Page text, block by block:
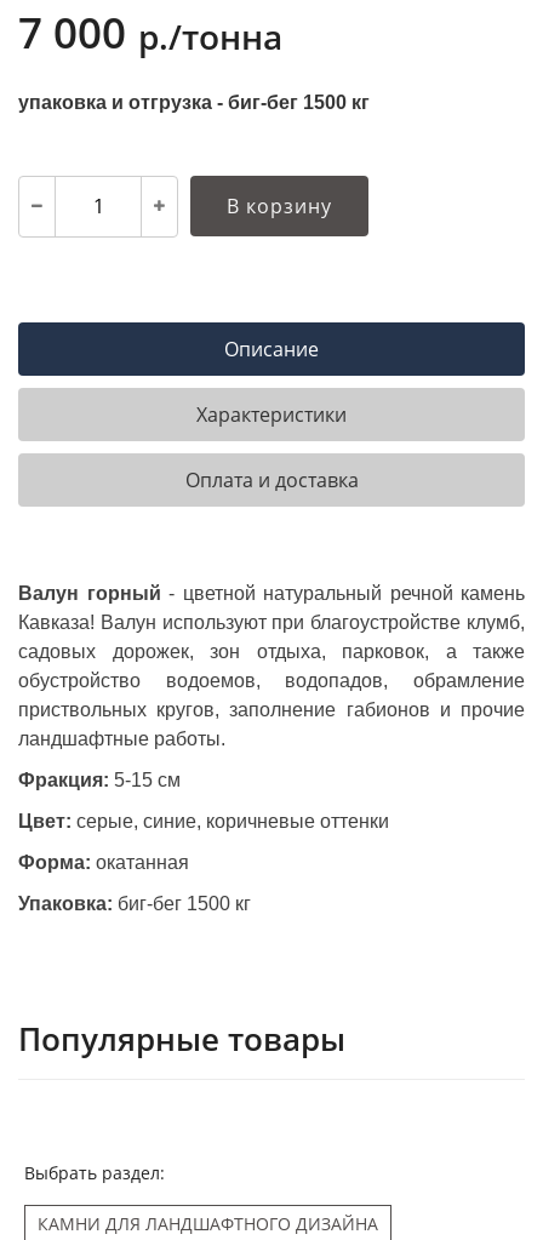
7 000 р./тонна
упаковка и отгрузка - биг-бег 1500 кг
В корзину
Описание
Характеристики
Оплата и доставка
Валун горный - цветной натуральный речной камень
Кавказа! Валун используют при благоустройстве клумб,
садовых дорожек, зон отдыха, парковок, а также
обустройство водоемов, водопадов, обрамление
приствольных кругов, заполнение габионов и прочие
ландшафтные работы.
Фракция: 5-15 см
Цвет: серые, синие, коричневые оттенки
Форма: окатанная
Упаковка: биг-бег 1500 кг
Популярные товары
Выбрать раздел:
КАМНИ ДЛЯ ЛАНДШАФТНОГО ДИЗАЙНА